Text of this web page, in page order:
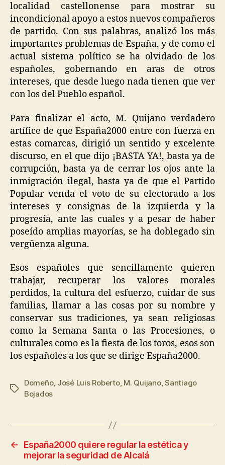
localidad castellonense para mostrar su
incondicional apoyo a estos nuevos compañeros
de partido. Con sus palabras, analizó los más
importantes problemas de España, y de como el
actual sistema político se ha olvidado de los
españoles, gobernando en aras de otros
intereses, que desde luego nada tienen que ver
con los del Pueblo español.
Para finalizar el acto, M. Quijano verdadero
artífice de que España2000 entre con fuerza en
estas comarcas, dirigió un sentido y excelente
discurso, en el que dijo ¡BASTA YA!, basta ya de
corrupción, basta ya de cerrar los ojos ante la
inmigración ilegal, basta ya de que el Partido
Popular venda el voto de su electorado a los
intereses y consignas de la izquierda y la
progresía, ante las cuales y a pesar de haber
poseído amplias mayorías, se ha doblegado sin
vergüenza alguna.
Esos españoles que sencillamente quieren
trabajar, recuperar los valores morales
perdidos, la cultura del esfuerzo, cuidar de sus
familias, llamar a las cosas por su nombre y
conservar sus tradiciones, ya sean religiosas
como la Semana Santa o las Procesiones, o
culturales como es la fiesta de los toros, esos son
los españoles a los que se dirige España2000.
Domeño, José Luis Roberto, M. Quijano,Santiago
Bojados
←
España2000 quiere regular la estética y
mejorar la seguridad de Alcalá